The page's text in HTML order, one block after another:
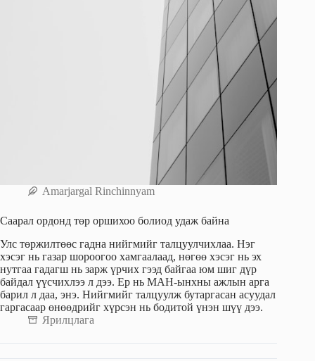
Amarjargal Rinchinnyam
Саарал ордонд төр оршихоо болиод удаж байна
Улс төржилтөөс гадна нийгмийг талцуулчихлаа. Нэг
хэсэг нь газар шороогоо хамгаалаад, нөгөө хэсэг нь эх
нутгаа гадагш нь зарж үрчих гээд байгаа юм шиг дүр
байдал үүсчихлээ л дээ. Ер нь МАН-ынхны ажлын арга
барил л даа, энэ. Нийгмийг талцуулж бутаргасан асуудал
гаргасаар өнөөдрийг хүрсэн нь бодитой үнэн шүү дээ.
Ярилцлага